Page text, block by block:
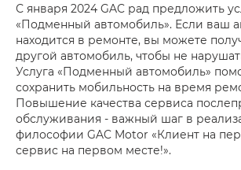
С января 2024 GAC рад предложить
«Подменный автомобиль». Если ваш
находится в ремонте, вы можете
другой автомобиль, чтобы не
Услуга «Подменный автомобиль»
сохранить мобильность на время
Повышение качества сервиса
обслуживания - важный шаг в
философии GAC Motor «Клиент на
сервис на первом месте!».